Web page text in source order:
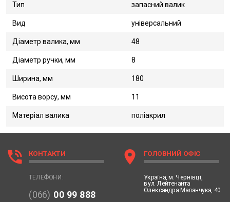
Тип запасний валик
Вид універсальний
Діаметр валика, мм 48
Діаметр ручки, мм 8
Ширина, мм 180
Висота ворсу, мм 11
Матеріал валика поліакрил
phone_in_talk КОНТАКТИ
ТЕЛЕФОНИ:
(066) 00 99 888
location_on ГОЛОВНИЙ ОФІС
Україна, м. Чернівці,
вул. Лейтенанта
Олександра Маланчука, 40